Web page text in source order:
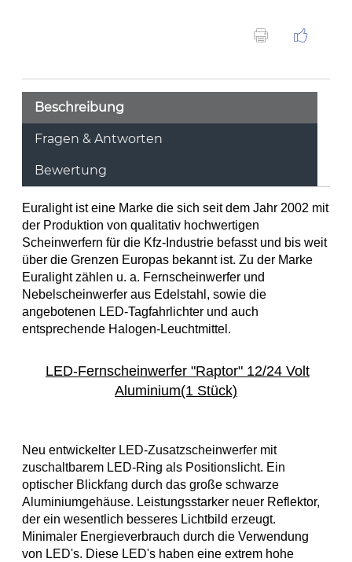
Beschreibung
Fragen & Antworten
Bewertung
Euralight ist eine Marke die sich seit dem Jahr 2002 mit
der Produktion von qualitativ hochwertigen
Scheinwerfern für die Kfz-Industrie befasst und bis weit
über die Grenzen Europas bekannt ist. Zu der Marke
Euralight zählen u. a. Fernscheinwerfer und
Nebelscheinwerfer aus Edelstahl, sowie die
angebotenen LED-Tagfahrlichter und auch
entsprechende Halogen-Leuchtmittel.
LED-Fernscheinwerfer "Raptor" 12/24 Volt
Aluminium(1 Stück)
Neu entwicke lter LED-Zusatzscheinwerfer mit
zuschaltbarem LED-Ring als Positionslicht. Ein
optischer Blickfang durch das große schwarze
Aluminiumgehäuse. Leistungsstarker neuer Reflektor,
der ein wesentlich besseres Lichtbild erzeugt.
Minimaler Energieverbrauch durch die Verwendung
von LED's. Diese LED's haben eine extrem hohe